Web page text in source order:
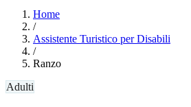
Home
/
Assistente Turistico per Disabili
/
Ranzo
Adulti